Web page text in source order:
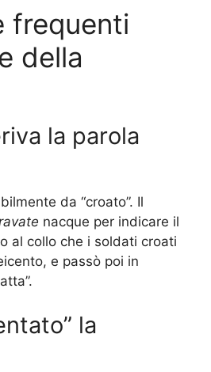
frequenti
della
la parola
da “croato”. Il
nacque per indicare il
al collo che i soldati croati
e passò poi in
la